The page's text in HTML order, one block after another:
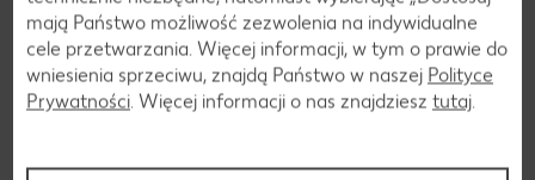
mają Państwo możliwość zezwolenia na indywidualne
cele przetwarzania. Więcej informacji, w tym o prawie do
wniesienia sprzeciwu, znajdą Państwo w naszej Polityce
Prywatności. Więcej informacji o nas znajdziesz tutaj.